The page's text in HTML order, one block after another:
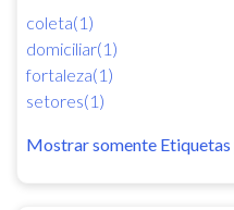
coleta(1)
domiciliar(1)
fortaleza(1)
setores(1)
Mostrar somente